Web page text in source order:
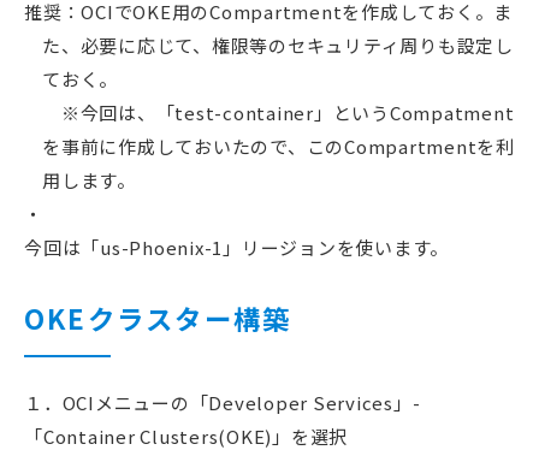
推奨：OCIでOKE用のCompartmentを作成しておく。ま
た、必要に応じて、権限等のセキュリティ周りも設定し
ておく。
※今回は、「test-container」というCompatment
を事前に作成しておいたので、このCompartmentを利
用します。
今回は「us-Phoenix-1」リージョンを使います。
OKEクラスター構築
１．OCIメニューの「Developer Services」-
「Container Clusters(OKE)」を選択